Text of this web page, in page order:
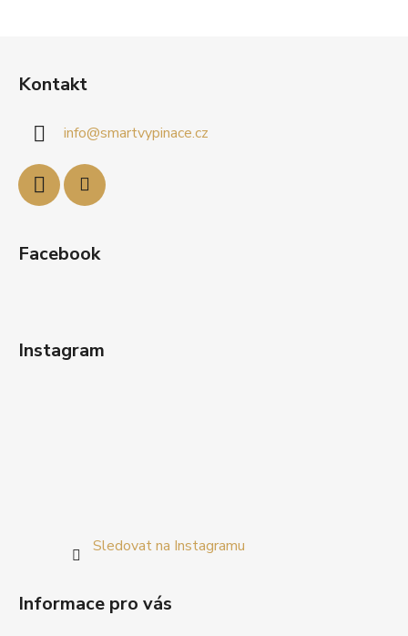
Kontakt
info@smartvypinace.cz
Facebook
Instagram
Sledovat na Instagramu
Informace pro vás